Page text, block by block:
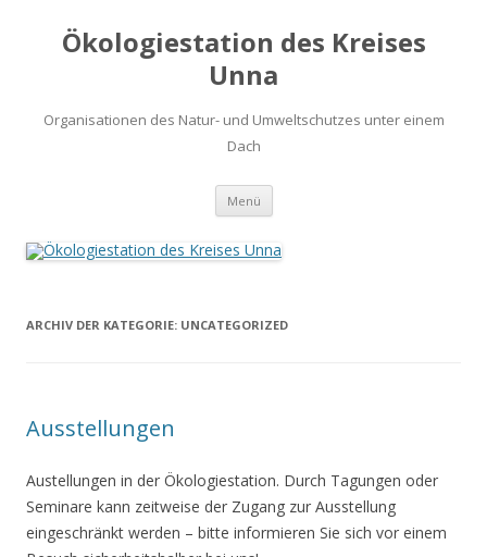
Ökologiestation des Kreises
Unna
Organisationen des Natur- und Umweltschutzes unter einem
Dach
Menü Zum
springen
ARCHIV DER KATEGORIE: UNCATEGORIZED
Ausstellungen
Austellungen in der Ökologiestation. Durch Tagungen oder
Seminare kann zeitweise der Zugang zur Ausstellung
eingeschränkt werden – bitte informieren Sie sich vor einem